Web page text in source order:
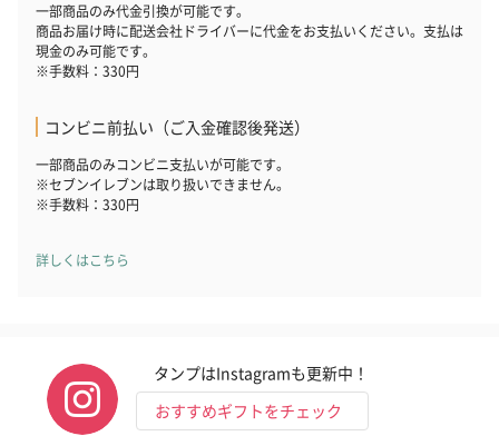
一部商品のみ代金引換が可能です。
商品お届け時に配送会社ドライバーに代金をお支払いください。支払は
現金のみ可能です。
※手数料：330円
コンビニ前払い（ご入金確認後発送）
一部商品のみコンビニ支払いが可能です。
※セブンイレブンは取り扱いできません。
※手数料：330円
詳しくはこちら
タンプはInstagramも更新中！
おすすめギフトをチェック